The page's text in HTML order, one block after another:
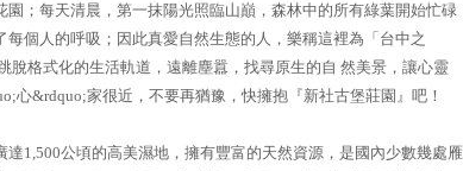
；每天清晨，第一抹陽光照臨山巔，森林中的所有綠葉開始忙碌
個人的呼吸；因此真愛自然生態的人，樂稱這裡為「台中之
脫格式化的生活軌道，遠離塵囂，找尋原生的自 然美景，讓心靈
心&rdquo;家很近，不要再猶豫，快擁抱『新社古堡莊園』吧！
達1,500公頃的高美濕地，擁有豐富的天然資源，是國內少數幾處雁